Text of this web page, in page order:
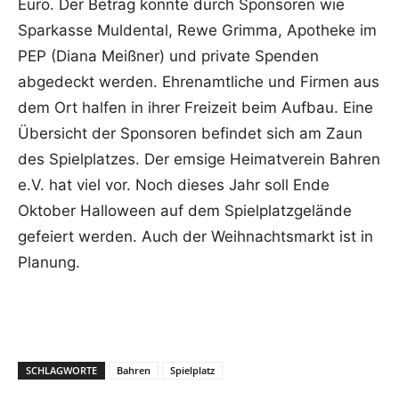
Euro. Der Betrag konnte durch Sponsoren wie
Sparkasse Muldental, Rewe Grimma, Apotheke im
PEP (Diana Meißner) und private Spenden
abgedeckt werden. Ehrenamtliche und Firmen aus
dem Ort halfen in ihrer Freizeit beim Aufbau. Eine
Übersicht der Sponsoren befindet sich am Zaun
des Spielplatzes. Der emsige Heimatverein Bahren
e.V. hat viel vor. Noch dieses Jahr soll Ende
Oktober Halloween auf dem Spielplatzgelände
gefeiert werden. Auch der Weihnachtsmarkt ist in
Planung.
SCHLAGWORTE Bahren Spielplatz